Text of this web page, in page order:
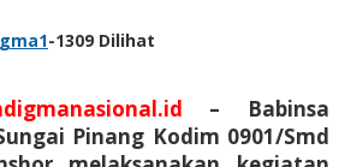
-1309 Dilihat
– Babinsa
Pinang Kodim 0901/Smd